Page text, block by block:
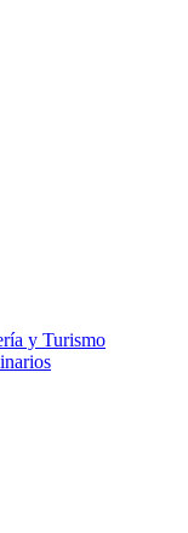
y Turismo